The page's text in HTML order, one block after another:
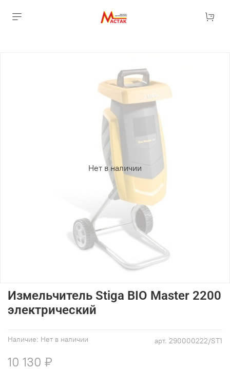
Нет в наличии
арт. 290000222/ST1
Наличие: Нет в наличии
Измельчитель Stiga BIO Master 2200
электрический
10 130 ₽